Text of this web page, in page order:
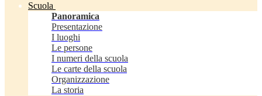
Scuola
Panoramica
Presentazione
I luoghi
Le persone
I numeri della scuola
Le carte della scuola
Organizzazione
La storia